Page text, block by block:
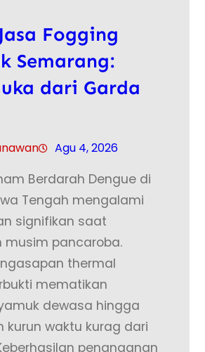
Fogging
Semarang:
dari Garda
Agu 4, 2026
Berdarah Dengue di
Tengah mengalami
signifikan saat
musim pancaroba.
thermal
mematikan
dewasa hingga
kurun waktu kurag dari
penanganan